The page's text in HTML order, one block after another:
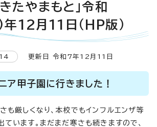
たやまもと」令和
12月11日（HP版）
更新日 令和7年12月11日
ア甲子園に行きました！
も厳しくなり、本校でもインフルエンザ等
います。まだまだ寒さも続きますので、